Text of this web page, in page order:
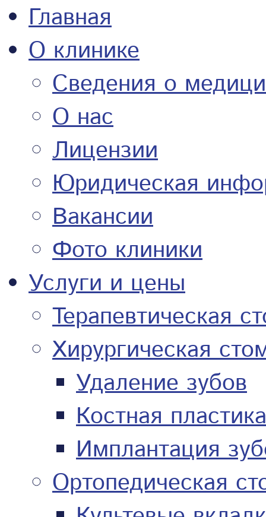
Главная
О клинике
Сведения о
О нас
Лицензии
Юридическая
Вакансии
Фото клиники
Услуги и цены
Терапевтическая
Хирургическая
Удаление зубов
Костная пластика
Имплантация
Ортопедическая